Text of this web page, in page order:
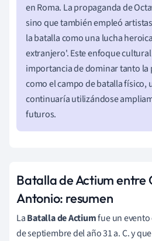
en Roma. La propaganda de
sino que también empleó
la batalla como una lucha
extranjero'. Este enfoque
importancia de dominar tanto la
como el campo de batalla físico,
continuaría utilizándose
futuros.
Batalla de Actium entre
Antonio: resumen
LaBatalla de Actiumfue un
de septiembre del año 31 a. C. y